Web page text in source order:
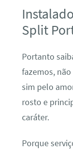
Split
Portanto
fazemos,
sim pelo
rosto e
caráter.
Porque